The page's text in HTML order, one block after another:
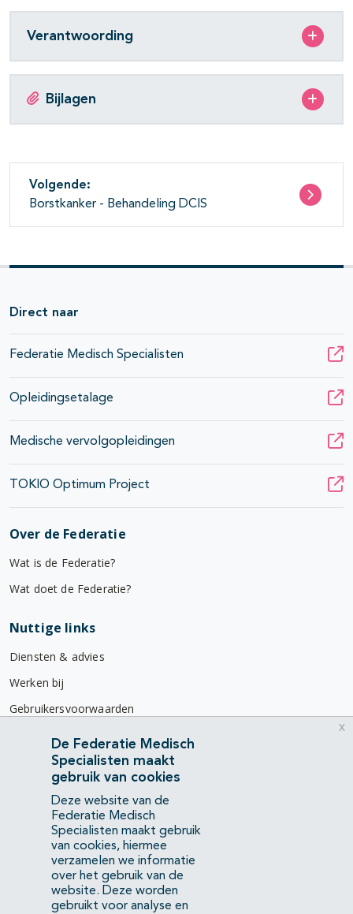
Verantwoording
Bijlagen
Volgende:
Borstkanker - Behandeling DCIS
Direct naar
Federatie Medisch Specialisten
Opleidingsetalage
Medische vervolgopleidingen
TOKIO Optimum Project
Over de Federatie
Wat is de Federatie?
Wat doet de Federatie?
Nuttige links
Diensten & advies
Werken bij
Gebruikersvoorwaarden
Privacyverklaring
Contact
Mercatorlaan 1200
3528 BL Utrecht
(088) 505 34 34
info@richtlijnendatabase.nl
De Federatie Medisch
Specialisten maakt
gebruik van cookies
Deze website van de
Federatie Medisch
Specialisten maakt gebruik
van cookies, hiermee
verzamelen we informatie
over het gebruik van de
website. Deze worden
gebruikt voor analyse en
x